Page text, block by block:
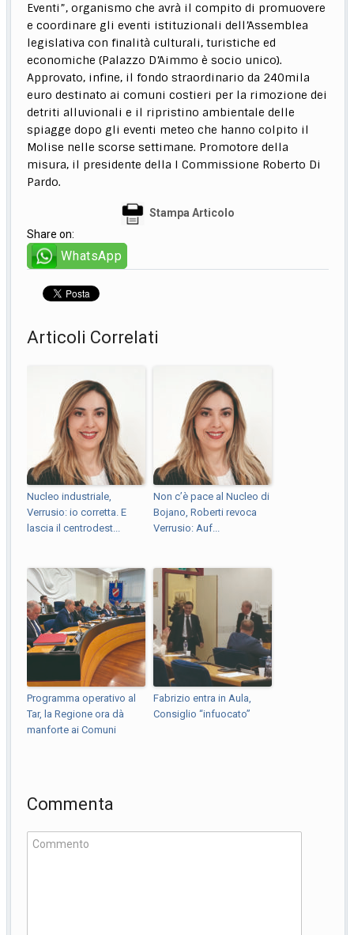
Eventi”, organismo che avrà il compito di promuovere
e coordinare gli eventi istituzionali dell’Assemblea
legislativa con finalità culturali, turistiche ed
economiche (Palazzo D’Aimmo è socio unico).
Approvato, infine, il fondo straordinario da 240mila
euro destinato ai comuni costieri per la rimozione dei
detriti alluvionali e il ripristino ambientale delle
spiagge dopo gli eventi meteo che hanno colpito il
Molise nelle scorse settimane. Promotore della
misura, il presidente della I Commissione Roberto Di
Pardo.
Stampa Articolo
Share on:
WhatsApp
Articoli Correlati
Nucleo industriale,
Verrusio: io corretta. E
lascia il centrodest...
Non c’è pace al Nucleo di
Bojano, Roberti revoca
Verrusio: Auf...
Programma operativo al
Tar, la Regione ora dà
manforte ai Comuni
Fabrizio entra in Aula,
Consiglio “infuocato”
Commenta